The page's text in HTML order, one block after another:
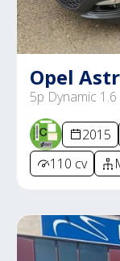
Opel
5p Dynamic
2015
110 cv